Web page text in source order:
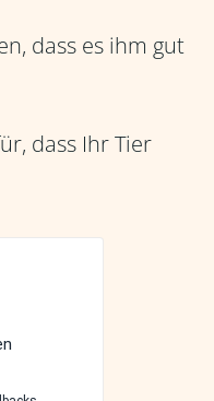
dass es ihm gut
dass Ihr Tier